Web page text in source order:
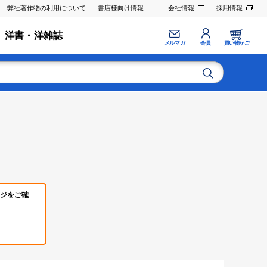
弊社著作物の利用について 書店様向け情報 会社情報 採用情報
洋書・洋雑誌
メルマガ 会員 買い物かご
をご確